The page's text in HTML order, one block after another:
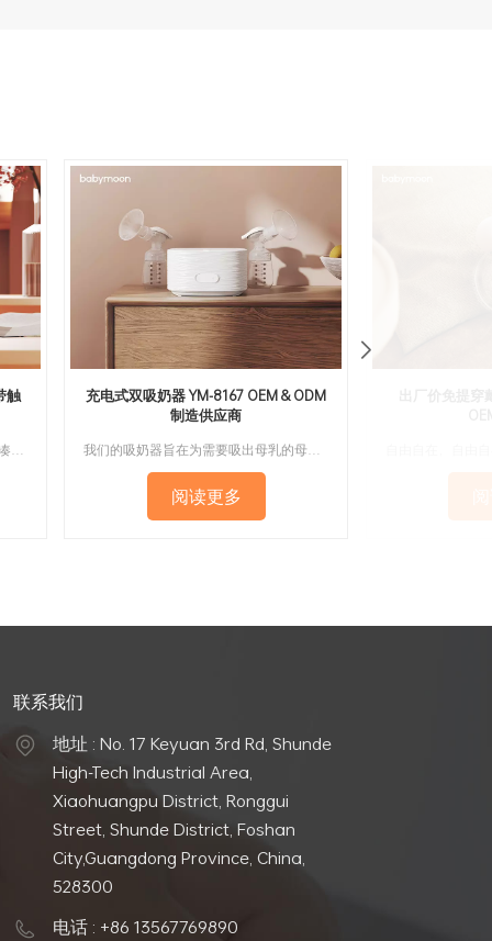
触
内置1200mAh可充电锂电池，设计紧凑， 自动吸奶器 可以放进最多的袋子里。您可以使用不同的电源为其充电。妈妈们可以随时随地吸奶，为宝宝获取足够的乳汁，方便旅行、办公室或家庭使用。
充电式双吸奶器 YM-8167 OEM & ODM
制造供应商
我们的吸奶器旨在为需要吸出母乳的母亲提供安全有效的方式。采用不含 BPA 的材料制成，具有舒适的体验。凭借安全吸力和预编程，您可以对我们吸奶器的安全性和有效性充满信心。它易于使用，并具有按摩和抽吸模式，可调节以满足不同的需求。
阅读更多
联系我们
地址 : No. 17 Keyuan 3rd Rd, Shunde
High-Tech Industrial Area,
Xiaohuangpu District, Ronggui
Street, Shunde District, Foshan
City,Guangdong Province, China,
528300
电话 : +86 13567769890